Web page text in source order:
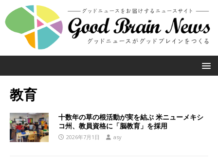
教育
十数年の草の根活動が実を結ぶ 米ニューメキシ
コ州、教員資格に「脳教育」を採用
2026年7月1日 asy